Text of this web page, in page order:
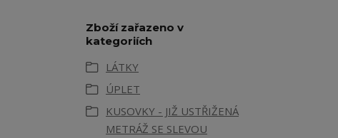
Zboží zařazeno v
kategoriích
LÁTKY
ÚPLET
KUSOVKY - JIŽ USTŘIŽENÁ
METRÁŽ SE SLEVOU